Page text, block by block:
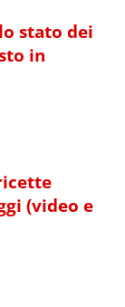
stato dei
in
(video e